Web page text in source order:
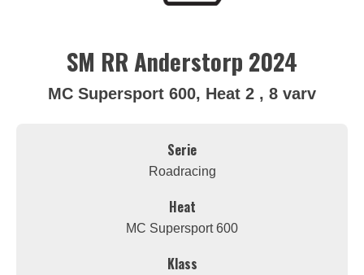
SM RR Anderstorp 2024
MC Supersport 600, Heat 2 , 8 varv
Serie
Roadracing
Heat
MC Supersport 600
Klass